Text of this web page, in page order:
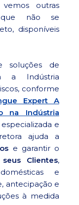
outras
que não se
disponíveis
soluções de
a Indústria
conforme
Expert A
na Indústria
e
ajuda a
e garantir o
Clientes,
e
antecipação e
à medida